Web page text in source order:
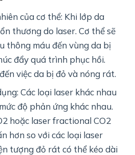
của cơ thể: Khi lớp da
thương do laser. Cơ thể sẽ
thông máu đến vùng da bị
đẩy quá trình phục hồi.
việc da bị đỏ và nóng rát.
Các loại laser khác nhau
độ phản ứng khác nhau.
hoặc laser fractional CO2
hơn so với các loại laser
tượng đỏ rát có thể kéo dài